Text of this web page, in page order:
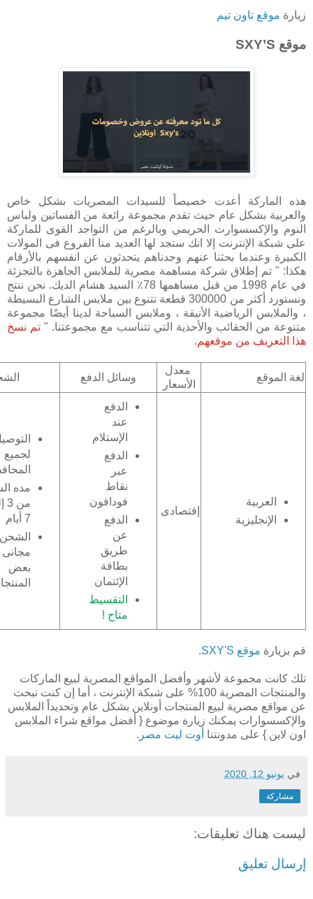
زيارة موقع تاون تيم
موقع SXY’S
هذه الماركة أعدت خصيصاً للسيدات المصريات بشكل خاص
والعربية بشكل عام حيث تقدم مجموعة رائعة من الفساتين ولباس
النوم والإكسسوارت الحريمي وبالرغم من التواجد القوى للماركة
على شبكة الإنترنت إلا انك ستجد لها العديد منا الفروع فى المولات
الكبيرة وعندما بحثنا عنهم وجدناهم يتحدثون عن انفسهم بالأرقام
هكذا: " تم إطلاق شركة مساهمة مصرية للملابس الجاهزة بالتجزئة
في عام 1998 من قبل مساهمها 78٪ السيد هشام الديك. نحن ننتج
ونستورد أكثر من 300000 قطعة تتنوع بين ملابس الشارع البسيطة
، والملابس الرياضية الأنيقة ، وملابس السباحة لدينا أيضًا مجموعة
متنوعة من الحقائب والأحذية التي تتناسب مع مجموعتنا. " تم نسخ
هذا التعريف من موقعهم.
لغة الموقع
معدل
الأسعار
وسائل الدفع
العربية
الإنجليزية
إقتصادى
الدفع
عند
الإستلام
الدفع
عبر
نقاط
فودافون
الدفع
عن
طريق
بطاقة
الإئتمان
التقسيط
متاح !
لجميع
مده
7 أيام
الشحن
بعض
قم بزيارة موقع SXY'S .
تلك كانت مجموعة لأشهر وأفضل المواقع المصرية لبيع الماركات
والمنتجات المصرية 100% على شبكة الإنترنت ، أما إن كنت تبحث
عن مواقع مصرية لبيع المنتجات أونلاين بشكل عام وتحديداً الملابس
والإكسسوارات يمكنك زيارة موضوع { أفضل مواقع شراء الملابس
اون لاين } على مدونتنا أوت ليت مصر .
في يونيو 12, 2020
مشاركة
ليست هناك تعليقات:
إرسال تعليق